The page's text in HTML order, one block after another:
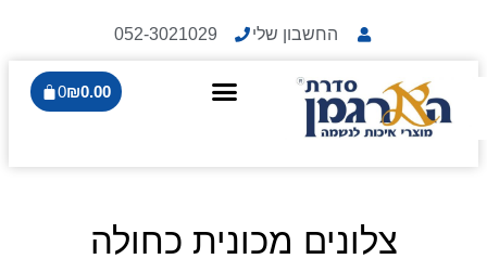
החשבון שלי 052-3021029
₪0.00
0
צלונים מכונית כחולה